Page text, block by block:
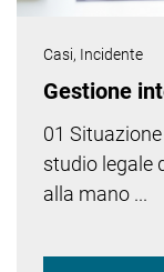
Casi, Incidente
Gestione
01
studio legale
alla mano ...